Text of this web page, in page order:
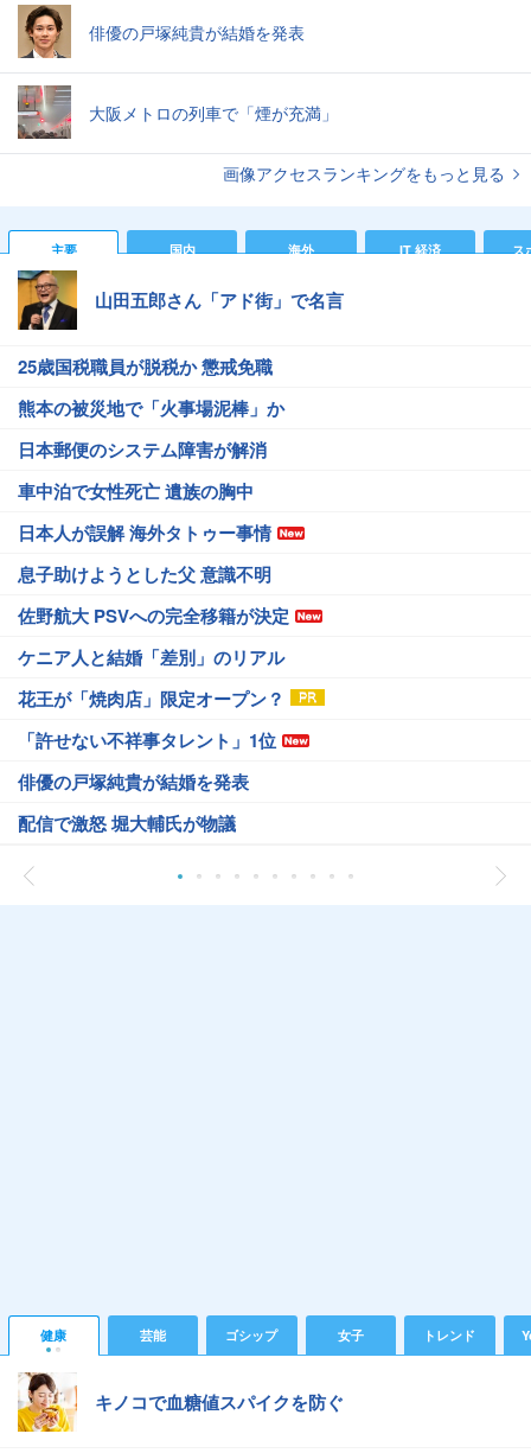
俳優の戸塚純貴が結婚を発表
大阪メトロの列車で「煙が充満」
画像アクセスランキングをもっと見る
主要 国内 海外 IT 経済 ス
山田五郎さん「アド街」で名言
25歳国税職員が脱税か 懲戒免職
熊本の被災地で「火事場泥棒」か
日本郵便のシステム障害が解消
車中泊で女性死亡 遺族の胸中
日本人が誤解 海外タトゥー事情
息子助けようとした父 意識不明
佐野航大 PSVへの完全移籍が決定
ケニア人と結婚「差別」のリアル
花王が「焼肉店」限定オープン？
「許せない不祥事タレント」1位
俳優の戸塚純貴が結婚を発表
配信で激怒 堀大輔氏が物議
健康 芸能 ゴシップ 女子 トレンド
キノコで血糖値スパイクを防ぐ